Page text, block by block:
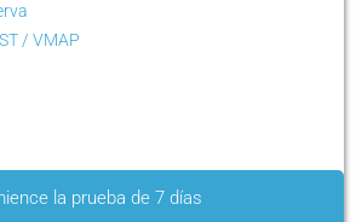
/ VMAP
la prueba de 7 días